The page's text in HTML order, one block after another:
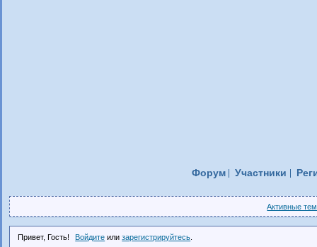
Форум Участники
Активные
Привет, Гость! Войдите илизарегистрируйтесь